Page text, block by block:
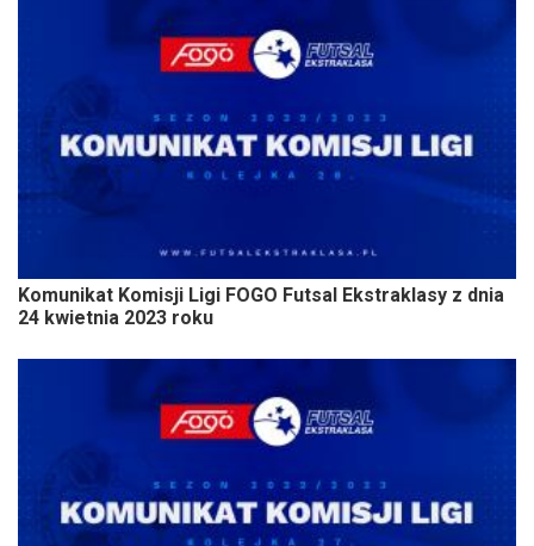
Komunikat Komisji Ligi FOGO Futsal Ekstraklasy z dnia
24 kwietnia 2023 roku